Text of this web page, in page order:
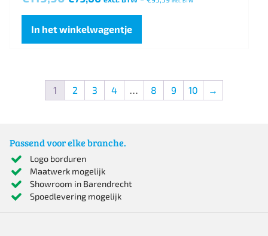
prijs
was:
€119,90.
prijs
is:
€79,00.
In het winkelwagentje
Dit
variaties.
1 2 3 4 … 8 9 10 →
Passend voor elke branche.
Logo borduren
Maatwerk mogelijk
Showroom in Barendrecht
Spoedlevering mogelijk